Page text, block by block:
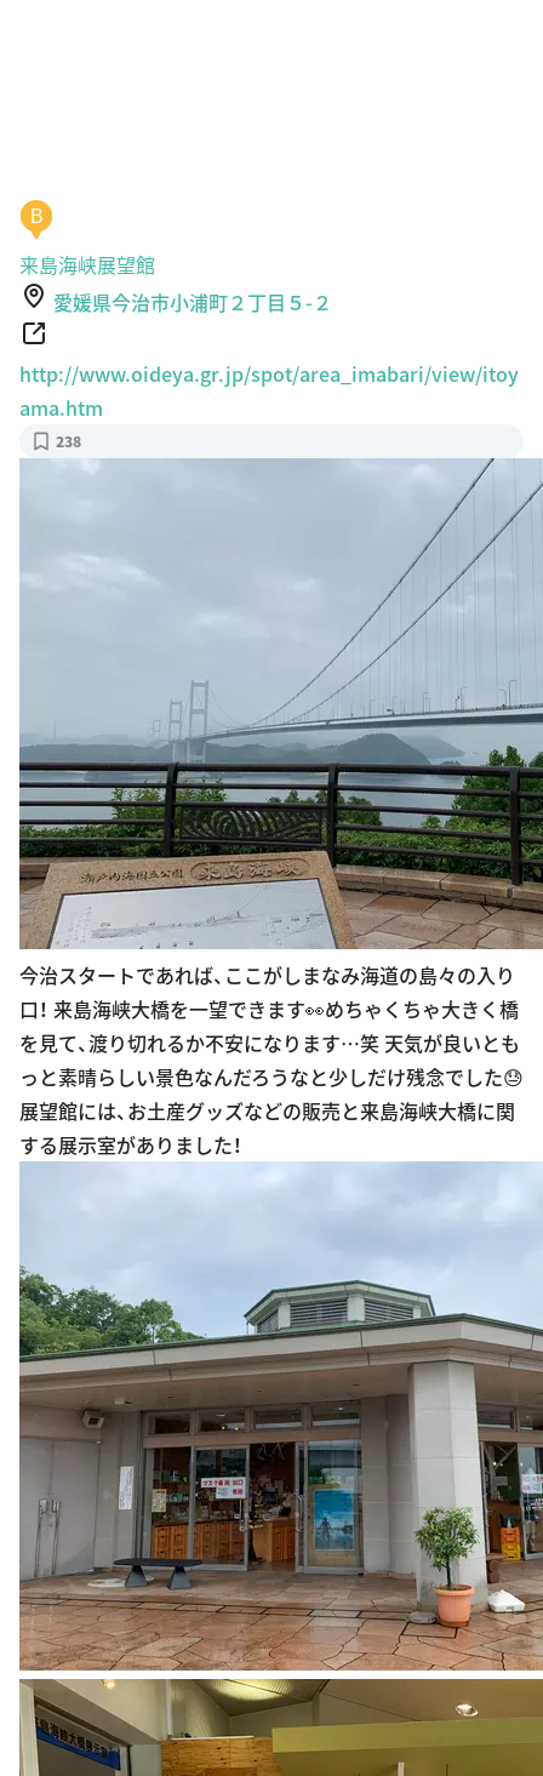
B
来島海峡展望館
愛媛県今治市小浦町２丁目５-２
http://www.oideya.gr.jp/spot/area_imabari/view/itoy
ama.htm
238
今治スタートであれば、ここがしまなみ海道の島々の入り
口！ 来島海峡大橋を一望できます👀めちゃくちゃ大きく橋
を見て、渡り切れるか不安になります…笑 天気が良いとも
っと素晴らしい景色なんだろうなと少しだけ残念でした😓
展望館には、お土産グッズなどの販売と来島海峡大橋に関
する展示室がありました！